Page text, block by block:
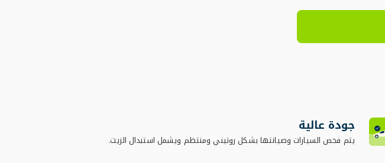
جودة عالية
يتم فحص السيارات وصيانتها بشكل روتيني ومنتظم ويشمل استبدال الزيت.